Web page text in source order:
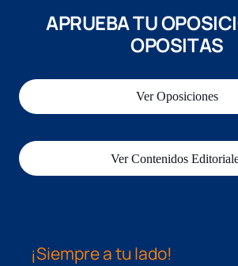
APRUEBA TU
OPOSITAS
Ver Oposiciones
Ver Contenidos
¡Siempre a tu lado!